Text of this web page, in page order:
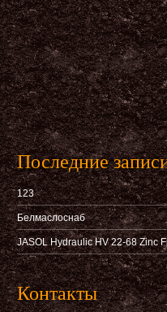
Последние
123
Белмаслоснаб
JASOL Hydraulic HV 22-68 Zinc
Контакты